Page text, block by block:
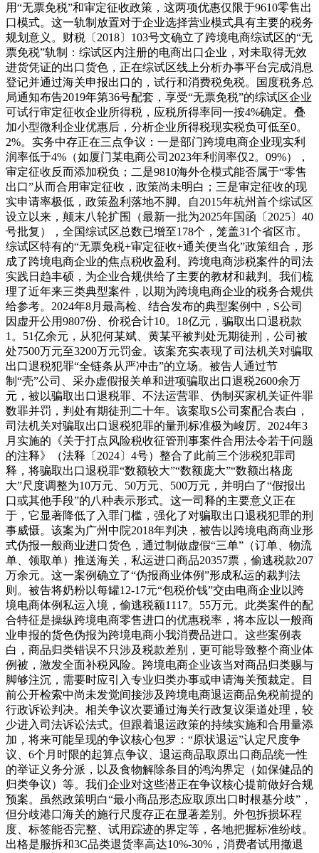
用“无票免税”和审定征收政策，这两项优惠仅限于9610零售出
口模式。这一轨制放置对于企业选择营业模式具有主要的税务
规划意义。财税〔2018〕103号文确立了跨境电商综试区的“无
票免税”轨制：综试区内注册的电商出口企业，对未取得无效
进货凭证的出口货色，正在综试区线上分析办事平台完成消息
登记并通过海关申报出口的，试行和消费税免税。国度税务总
局通知布告2019年第36号配套，享受“无票免税”的综试区企业
可试行审定征收企业所得税，应税所得率同一按4%确定。叠
加小型微利企业优惠后，分析企业所得税现实税负可低至0。
2%。实务中存正在三点争议：一是部门跨境电商企业现实利
润率低于4%（如厦门某电商公司2023年利润率仅2。09%），
审定征收反而添加税负；二是9810海外仓模式能否属于“零售
出口”从而合用审定征收，政策尚未明白；三是审定征收的现
实申请率极低，政策盈利落地不脚。自2015年杭州首个综试区
设立以来，颠末八轮扩围（最新一批为2025年国函〔2025〕40
号批复），全国综试区总数已增至178个，笼盖31个省区市。
综试区特有的“无票免税+审定征收+通关便当化”政策组合，形
成了跨境电商企业的焦点税收盈利。跨境电商涉税案件的司法
实践日趋丰硕，为企业合规供给了主要的教材和裁判。我们梳
理了近年来三类典型案件，以期为跨境电商企业的税务合规供
给参考。2024年8月最高检、结合发布的典型案例中，S公司
因虚开公用9807份、价税合计10。18亿元，骗取出口退税款
1。51亿余元，从犯何某斌、黄某平被判处无期徒刑，公司被
处7500万元至3200万元罚金。该案充实表现了司法机关对骗取
出口退税犯罪“全链条从严冲击”的立场。被告人通过节
制“壳”公司、采办虚假报关单和进项骗取出口退税2600余万
元，被以骗取出口退税罪、不法运营罪、伪制买家机关证件罪
数罪并罚，判处有期徒刑二十年。该案取S公司案配合表白，
司法机关对骗取出口退税犯罪的量刑标准极为峻厉。2024年3
月实施的《关于打点风险税收征管刑事案件合用法令若干问题
的注释》（法释〔2024〕4号）整合了此前三个涉税犯罪司
释，将骗取出口退税罪“数额较大”“数额庞大”“数额出格庞
大”尺度调整为10万元、50万元、500万元，并明白了“假报出
口或其他手段”的八种表示形式。这一司释的主要意义正在
于，它显著降低了入罪门槛，强化了对骗取出口退税犯罪的刑
事威慑。该案为广州中院2018年判决，被告以跨境电商商业形
式伪报一般商业进口货色，通过制做虚假“三单”（订单、物流
单、领取单）推送海关，私运进口商品20357票，偷逃税款207
万余元。这一案例确立了“伪报商业体例”形成私运的裁判法
则。被告将奶粉以每罐12-17元“包税价钱”交由电商企业以跨
境电商体例私运入境，偷逃税额1117。55万元。此类案件的配
合特征是操纵跨境电商零售进口的优惠税率，将本应以一般商
业申报的货色伪报为跨境电商小我消费品进口。这些案例表
白，商品归类错误不只涉及税款差别，更可能导致整个商业体
例被，激发全面补税风险。跨境电商企业该当对商品归类赐与
脚够注沉，需要时应引入专业归类办事或申请海关预裁定。目
前公开检索中尚未发觉间接涉及跨境电商退运商品免税前提的
行政诉讼判决。相关争议次要通过海关行政复议渠道处理，较
少进入司法诉讼法式。但跟着退运政策的持续实施和合用量添
加，将来可能呈现的争议核心包罗：“原状退运”认定尺度争
议、6个月时限的起算点争议、退运商品取原出口商品统一性
的举证义务分派，以及食物解除条目的鸿沟界定（如保健品的
归类争议）等。我们企业对这些潜正在争议核心提前做好合规
预案。虽然政策明白“最小商品形态应取原出口时根基分歧”，
但分歧港口海关的施行尺度存正在显著差别。外包拆损坏程
度、标签能否完整、试用踪迹的界定等，各地把握标准纷歧。
出格是服拆和3C品类退货率高达10%-30%，消费者试用撤退